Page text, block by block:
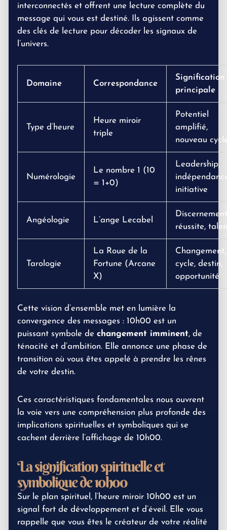
interconnectés et offrent une lecture complète du
message qui vous est destiné. Ils agissent comme
des clés de lecture pour décoder les signaux de
l’univers.
Domaine Correspondance
Signification
principale
Type d’heure
Heure miroir
triple
Potentiel
amplifié,
nouveau
Numérologie
Le nombre 1 (10
= 1+0)
Leadership,
initiative
Angéologie L’ange Lecabel
réussite,
Tarologie
La Roue de la
Fortune (Arcane
X)
Changement,
cycle, destin,
opportunité
Cette vision d’ensemble met en lumière la
convergence des messages : 10h00 est un
puissant symbole de changement imminent, de
ténacité et d’ambition. Elle annonce une phase de
transition où vous êtes appelé à prendre les rênes
de votre destin.
Ces caractéristiques fondamentales nous ouvrent
la voie vers une compréhension plus profonde des
implications spirituelles et symboliques qui se
cachent derrière l’affichage de 10h00.
La signification spirituelle et
symbolique de 10h00
Sur le plan spirituel, l’heure miroir 10h00 est un
signal fort de développement et d’éveil. Elle vous
rappelle que vous êtes le créateur de votre réalité